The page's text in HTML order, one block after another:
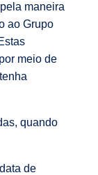
maneira
ao Grupo
meio de
quando
de